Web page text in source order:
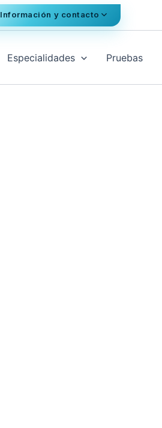
Información y contacto
Especialidades Pruebas